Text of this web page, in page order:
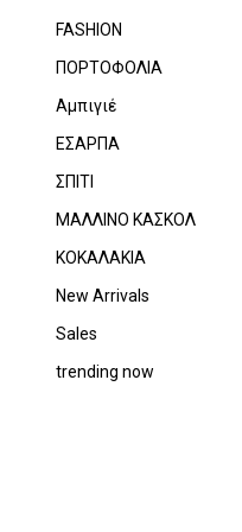
προϊόν στο
FASHION
ΠΟΡΤΟΦΟΛΙΑ
Αμπιγιέ
ΕΣΑΡΠΑ
ΣΠΙΤΙ
ΜΑΛΛΙΝΟ ΚΑΣΚΟΛ
ΚΟΚΑΛΑΚΙΑ
New Arrivals
Sales
trending now